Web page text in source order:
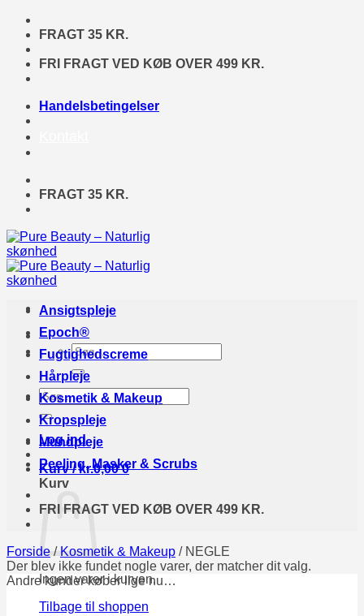
Fortsæt
indhold
FRAGT 35 KR.
FRI FRAGT VED KØB OVER 499 KR.
Handelsbetingelser
FRAGT 35 KR.
Søg
efter:
Søg
efter:
Log ind
Kurv /kr.0,00 0
Kurv
Ingen varer i kurven.
Tilbage til shoppen
Ansigtspleje
Epoch®
Fugtighedscreme
Hårpleje
Kosmetik & Makeup
Kropspleje
Mundpleje
Peeling, Masker & Scrubs
FRI FRAGT VED KØB OVER 499 KR.
Forside / Kosmetik & Makeup /NEGLE
Der blev ikke fundet nogle varer, der matcher dit valg.
Andre kunder køber lige nu…